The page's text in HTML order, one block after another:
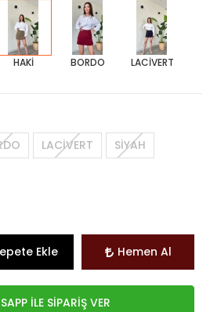
HAKİ BORDO LACİVERT
LACİVERT SİYAH
Ekle Hemen Al
İLE SİPARİŞ VER